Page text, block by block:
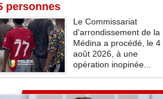
personnes
Le Commissariat
d'arrondissement de la
Médina a procédé, le 4
août 2026, à une
opération inopinée...